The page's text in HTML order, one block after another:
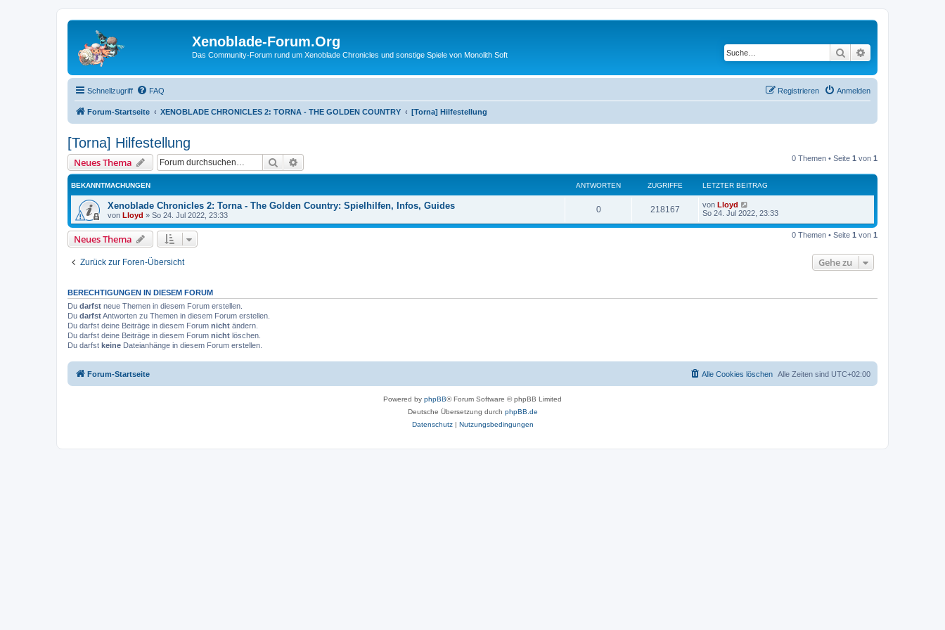
Xenoblade-Forum.Org
Das Community-Forum rund um Xenoblade Chronicles und sonstige Spiele von Monolith Soft Suche
Schnellzugriff FAQ Anmelden
Registrieren
Forum-Startseite XENOBLADE CHRONICLES 2: TORNA - THE GOLDEN COUNTRY [Torna] Hilfestellung
[Torna] Hilfestellung
Neues Thema Suche 0 Themen • Seite 1 von 1
BEKANNTMACHUNGEN ANTWORTEN ZUGRIFFE LETZTER BEITRAG
Xenoblade Chronicles 2: Torna - The Golden Country: Spielhilfen, Infos, Guides
von Lloyd » So 24. Jul 2022, 23:33
0 218167 von Lloyd
So 24. Jul 2022, 23:33
Neues Thema 0 Themen • Seite 1 von 1
Zurück zur Foren-Übersicht Gehe zu
BERECHTIGUNGEN IN DIESEM FORUM
Du darfst neue Themen in diesem Forum erstellen.
Du darfstAntworten zu Themen in diesem Forum erstellen.
Du darfst deine Beiträge in diesem Forum nicht ändern.
Du darfst deine Beiträge in diesem Forum nicht löschen.
Du darfst keine Dateianhänge in diesem Forum erstellen.
Forum-Startseite Alle Zeiten sind UTC+02:00
Alle Cookies löschen
Powered by phpBB® Forum Software © phpBB Limited
Deutsche Übersetzung durch phpBB.de
Datenschutz| Nutzungsbedingungen